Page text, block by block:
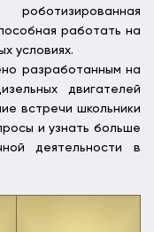
работать на
условиях.
разработанным на
двигателей
встречи школьники
и узнать больше
деятельности в